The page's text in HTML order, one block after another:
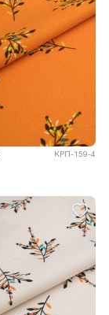
КРП-159-4